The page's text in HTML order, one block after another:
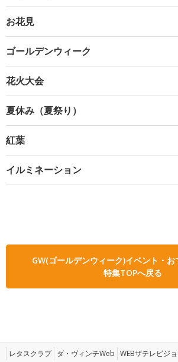
お花見
ゴールデンウィーク
花火大会
夏休み（夏祭り）
紅葉
イルミネーション
GW(ゴールデンウィーク)イベント・お
特集TOPへ戻る
レタスクラブ ダ・ヴィンチWeb WEBザテレビジ